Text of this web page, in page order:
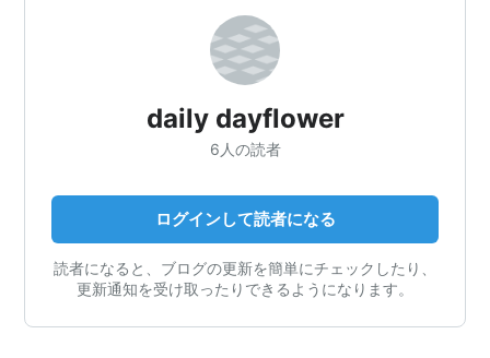
daily dayflower
6人の読者
ログインして読者になる
読者になると、ブログの更新を簡単にチェックしたり、
更新通知を受け取ったりできるようになります。